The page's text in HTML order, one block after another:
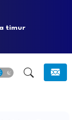
Dengan